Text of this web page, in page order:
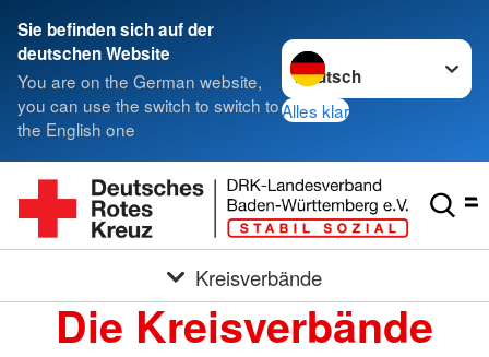
Sie befinden sich auf der
deutschen Website
You are on the German website,
you can use the switch to switch to
the English one
Sprache wechseln zu
Alles klar
Kreisverbände
Die Kreisverbände